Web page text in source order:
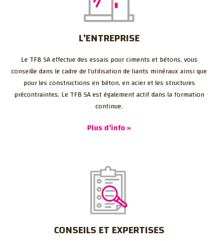
L'ENTREPRISE
Le TFB SA effectue des essais pour ciments et bétons, vous
conseille dans le cadre de l’utilisation de liants minéraux ainsi que
pour les constructions en béton, en acier et les structures
précontraintes. Le TFB SA est également actif dans la formation
continue.
Plus d'info »
CONSEILS ET EXPERTISES